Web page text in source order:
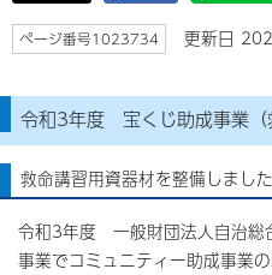
ページ番号1023734 更新日
令和3年度 宝くじ助成事業（
救命講習用資器材を整備しました
令和3年度 一般財団法人自治総
事業でコミュニティー助成事業